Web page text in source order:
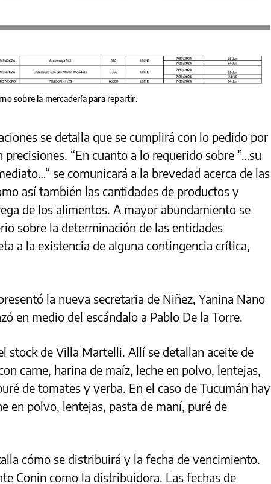
sobre la mercadería para repartir.
se detalla que se cumplirá con lo pedido por
precisiones. “En cuanto a lo requerido sobre ”…su
se comunicará a la brevedad acerca de las
así también las cantidades de productos y
de los alimentos. A mayor abundamiento se
sobre la determinación de las entidades
a la existencia de alguna contingencia crítica,
la nueva secretaria de Niñez, Yanina Nano
en medio del escándalo a Pablo De la Torre.
stock de Villa Martelli. Allí se detallan aceite de
carne, harina de maíz, leche en polvo, lentejas,
de tomates y yerba. En el caso de Tucumán hay
en polvo, lentejas, pasta de maní, puré de
cómo se distribuirá y la fecha de vencimiento.
Conin como la distribuidora. Las fechas de